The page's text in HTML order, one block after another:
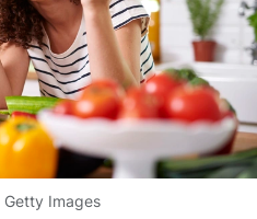
Getty Images